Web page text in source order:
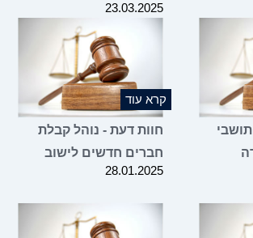
23.03.2025
קרא עוד
חוות דעת - נוהל קבלת
חברים חדשים לישוב
28.01.2025